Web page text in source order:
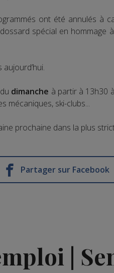
ont été annulés à
spécial en
dimanche à partir à 13h30 à
mécaniques, ski-clubs...
prochaine dans la plus
Partager sur Facebook
|